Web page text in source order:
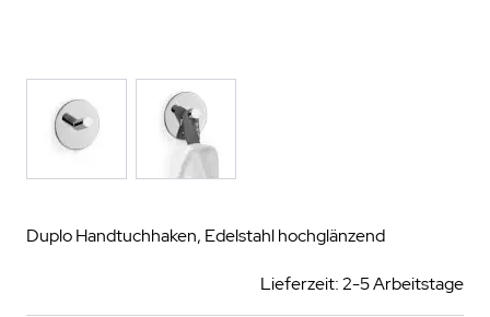
Duplo Handtuchhaken, Edelstahl hochglänzend
Lieferzeit: 2-5 Arbeitstage